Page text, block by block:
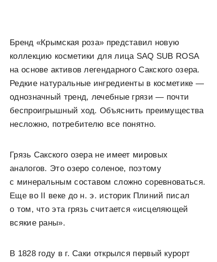
Бренд «Крымская роза» представил новую
коллекцию косметики для лица SAQ SUB ROSA
на основе активов легендарного Сакского озера.
Редкие натуральные ингредиенты в косметике —
однозначный тренд, лечебные грязи — почти
беспроигрышный ход. Объяснить преимущества
несложно, потребителю все понятно.
Грязь Сакского озера не имеет мировых
аналогов. Это озеро соленое, поэтому
с минеральным составом сложно соревноваться.
Еще во II веке до н. э. историк Плиний писал
о том, что эта грязь считается «исцеляющей
всякие раны».
В 1828 году в г. Саки открылся первый курорт